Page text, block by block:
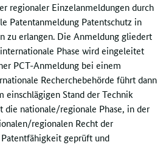
regionaler Einzelanmeldungen durch
Patentanmeldung Patentschutz in
zu erlangen. Die Anmeldung gliedert
Phase wird eingeleitet
PCT-Anmeldung bei einem
Recherchebehörde führt dann
einschlägigen Stand der Technik
die nationale/regionale Phase, in der
regionalen Recht der
geprüft und